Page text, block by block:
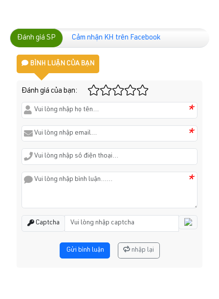
Đánh giá SP Cảm nhận KH trên Facebook
BÌNH LUẬN CỦA BẠN
Đánh giá của bạn:
*
*
*
Captcha
Gửi bình luận nhập lại